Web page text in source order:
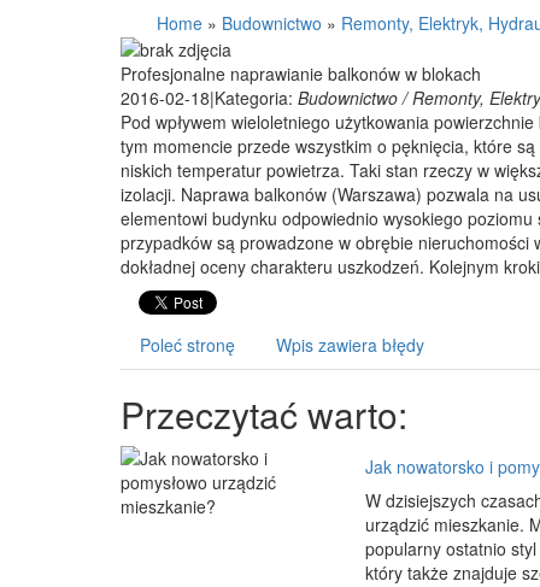
Home » Budownictwo » Remonty, Elektryk,
Profesjonalne naprawianie balkonów w blokach
2016-02-18|Kategoria: Budownictwo / Remonty,
Pod wpływem wieloletniego użytkowania
tym momencie przede wszystkim o pęknięcia, które
niskich temperatur powietrza. Taki stan rzeczy w
izolacji. Naprawa balkonów (Warszawa) pozwala na
elementowi budynku odpowiednio wysokiego
przypadków są prowadzone w obrębie
dokładnej oceny charakteru uszkodzeń. Kolejnym
Poleć stronę Wpis zawiera błędy
Przeczytać warto:
Jak nowatorsko i
W dzisiejszych
urządzić mieszkanie.
popularny ostatnio
który także znajduje